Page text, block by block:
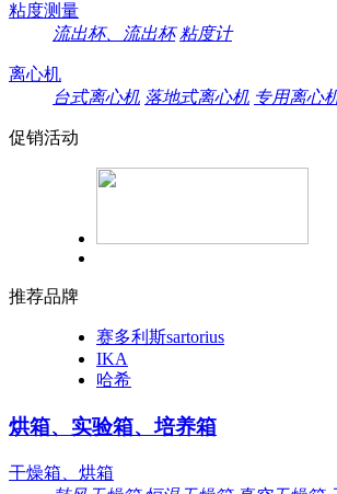
粘度测量
流出杯、流出杯 粘度计
离心机
台式离心机 落地式离心机 专用离心
促销活动
推荐品牌
赛多利斯sartorius
IKA
哈希
烘箱、实验箱、培养箱
干燥箱、烘箱